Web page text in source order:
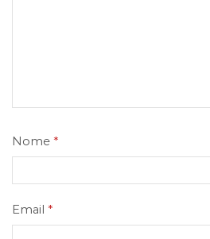
Nome *
Email *